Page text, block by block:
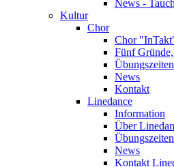
News -
Kultur
Chor
Chor
Fünf
Übungszeiten
News
Kontakt
Linedance
Information
Über
Übungszeiten
News
Kontakt